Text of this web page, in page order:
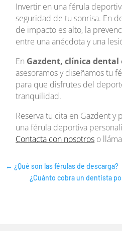
Invertir en una férula
seguridad de tu sonrisa. En
de impacto es alto, la
entre una anécdota y una
En Gazdent, clínica dental
asesoramos y diseñamos tu
para que disfrutes del
tranquilidad.
Reserva tu cita en Gazdent y
una férula deportiva
Contacta con nosotros o
← ¿Qué son las férulas de descarga?
¿Cuánto cobra un dentista